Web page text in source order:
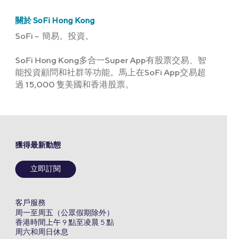
關於 SoFi Hong Kong
SoFi – 簡易。投資。
SoFi Hong Kong多合一Super App有股票交易、智
能投資顧問和社群等功能。馬上在SoFi App交易超
過 15,000 隻美國和香港股票。
獲得最新動態
立即訂閱
客戶服務
周一至周五（公眾假期除外）
香港時間上午 9 點至凌晨 5 點
周六和周日休息